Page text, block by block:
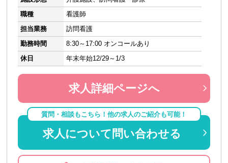
職種
看護師
担当業務
訪問看護
勤務時間
8:30～17:00 オンコールあり
休日
年末年始12/29～1/3
求人詳細ページへ
質問・相談もこちら！他の求人のご紹介も可能！
求人について問い合わせる